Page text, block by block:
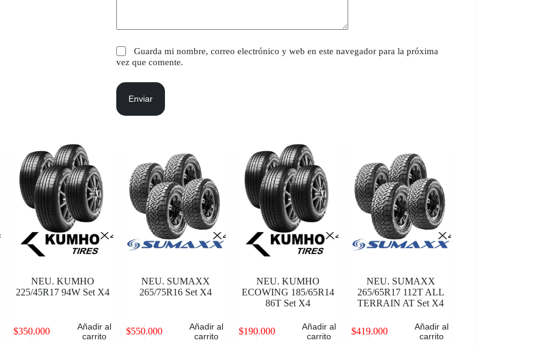
Guarda mi nombre, correo electrónico y web en este navegador para la próxima
vez que comente.
Enviar
NEU. KUMHO
225/45R17 94W Set X4
$350.000
Añadir al
carrito
NEU. SUMAXX
265/75R16 Set X4
$550.000
Añadir al
carrito
NEU. KUMHO
ECOWING 185/65R14
86T Set X4
$190.000
Añadir al
carrito
NEU. SUMAXX
265/65R17 112T ALL
TERRAIN AT Set X4
$419.000
Añadir al
carrito